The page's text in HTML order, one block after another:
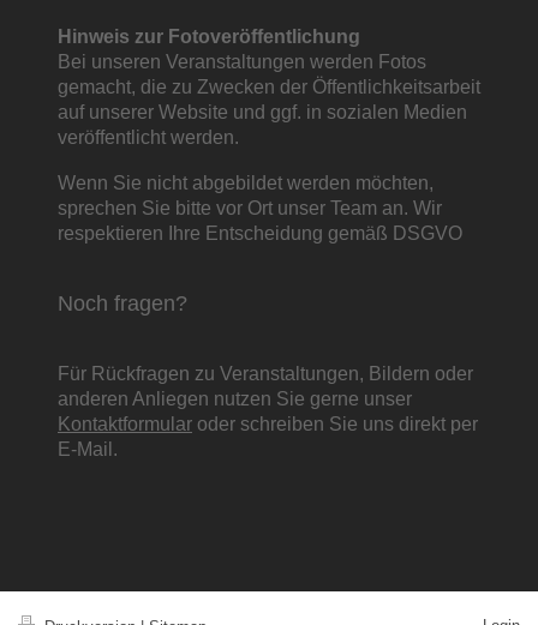
Hinweis zur Fotoveröffentlichung
Bei unseren Veranstaltungen werden Fotos
gemacht, die zu Zwecken der Öffentlichkeitsarbeit
auf unserer Website und ggf. in sozialen Medien
veröffentlicht werden.
Wenn Sie nicht abgebildet werden möchten,
sprechen Sie bitte vor Ort unser Team an. Wir
respektieren Ihre Entscheidung gemäß DSGVO
Noch fragen?
Für Rückfragen zu Veranstaltungen, Bildern oder
anderen Anliegen nutzen Sie gerne unser
Kontaktformular oder schreiben Sie uns direkt per
E-Mail.